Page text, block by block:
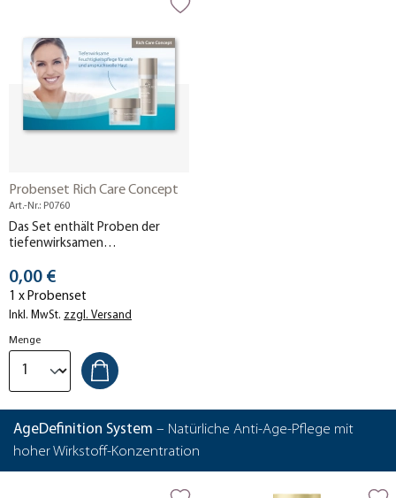
Probenset Rich Care Concept
Art.-Nr.: P0760
Das Set enthält Proben der
tiefenwirksamen
Concept. Jetzt kostenlos
testen!
Stückpreis
0,00 €
1 x Probenset
Inkl. MwSt. zzgl. Versand
Menge
AgeDefinition System – Natürliche Anti-Age-Pflege mit
hoher Wirkstoff-Konzentration